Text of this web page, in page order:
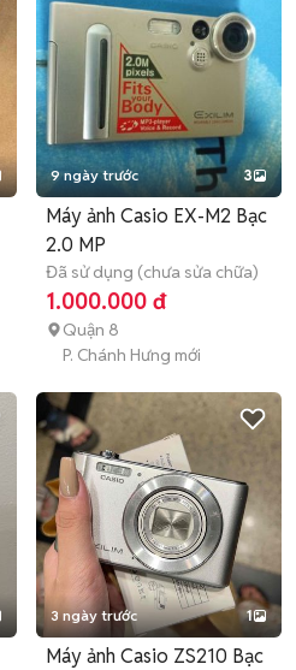
9 ngày trước 3
Máy ảnh Casio EX-M2 Bạc
2.0 MP
Đã sử dụng (chưa sửa chữa)
1.000.000 đ
Quận 8
P. Chánh Hưng mới
3 ngày trước 1
Máy ảnh Casio ZS210 Bạc